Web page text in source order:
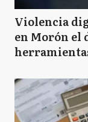
Violencia
en Morón el